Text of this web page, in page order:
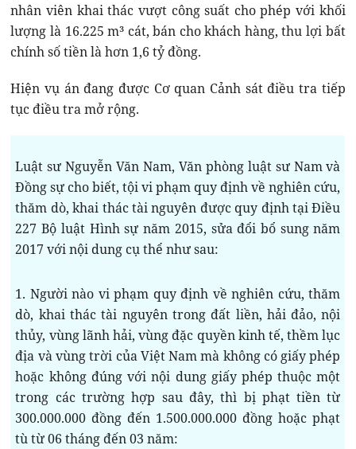
nhân viên khai thác vượt công suất cho phép với khối
lượng là 16.225 m³ cát, bán cho khách hàng, thu lợi bất
chính số tiền là hơn 1,6 tỷ đồng.
Hiện vụ án đang được Cơ quan Cảnh sát điều tra tiếp
tục điều tra mở rộng.
Luật sư Nguyễn Văn Nam, Văn phòng luật sư Nam và
Đồng sự cho biết, tội vi phạm quy định về nghiên cứu,
thăm dò, khai thác tài nguyên được quy định tại Điều
227 Bộ luật Hình sự năm 2015, sửa đổi bổ sung năm
2017 với nội dung cụ thể như sau:
1. Người nào vi phạm quy định về nghiên cứu, thăm
dò, khai thác tài nguyên trong đất liền, hải đảo, nội
thủy, vùng lãnh hải, vùng đặc quyền kinh tế, thềm lục
địa và vùng trời của Việt Nam mà không có giấy phép
hoặc không đúng với nội dung giấy phép thuộc một
trong các trường hợp sau đây, thì bị phạt tiền từ
300.000.000 đồng đến 1.500.000.000 đồng hoặc phạt
tù từ 06 tháng đến 03 năm: